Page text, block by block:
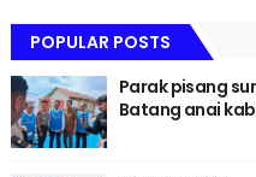
POPULAR POSTS
Parak pisang
Batang anai